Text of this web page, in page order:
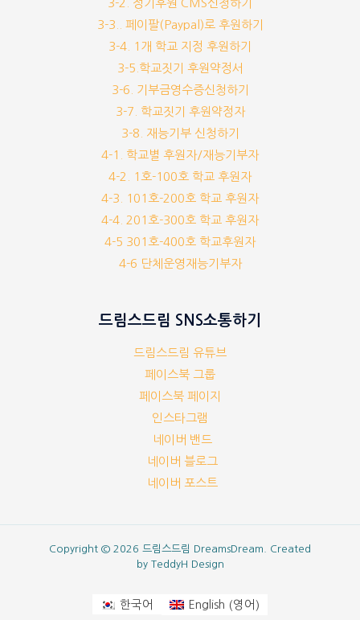
3-2. 정기후원 CMS신청하기
3-3.. 페이팔(Paypal)로 후원하기
3-4. 1개 학교 지정 후원하기
3-5.학교짓기 후원약정서
3-6. 기부금영수증신청하기
3-7. 학교짓기 후원약정자
3-8. 재능기부 신청하기
4-1. 학교별 후원자/재능기부자
4-2. 1호-100호 학교 후원자
4-3. 101호-200호 학교 후원자
4-4. 201호-300호 학교 후원자
4-5 301호-400호 학교후원자
4-6 단체운영재능기부자
드림스드림 SNS소통하기
드림스드림 유튜브
페이스북 그룹
페이스북 페이지
인스타그램
네이버 밴드
네이버 블로그
네이버 포스트
Copyright © 2026 드림스드림 DreamsDream. Created
by TeddyH Design
한국어 English ( 영어 )